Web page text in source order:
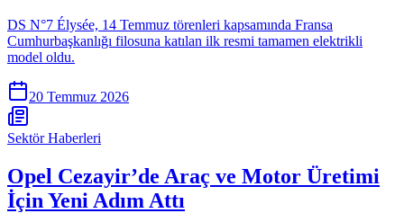
DS N°7 Élysée, 14 Temmuz törenleri kapsamında Fransa
Cumhurbaşkanlığı filosuna katılan ilk resmi tamamen elektrikli
model oldu.
20 Temmuz 2026
Sektör Haberleri
Opel Cezayir’de Araç ve Motor Üretimi
İçin Yeni Adım Attı